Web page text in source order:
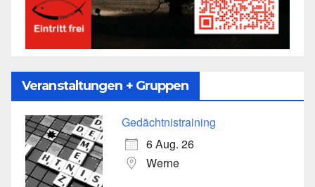
Veranstaltungen + Gruppen
Gedächtnistraining
6 Aug. 26
Werne